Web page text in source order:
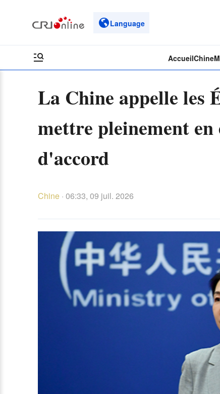
Language
AccueilChine
La Chine appelle les
mettre pleinement
d'accord
Chine· 06:33, 09 juil. 2026